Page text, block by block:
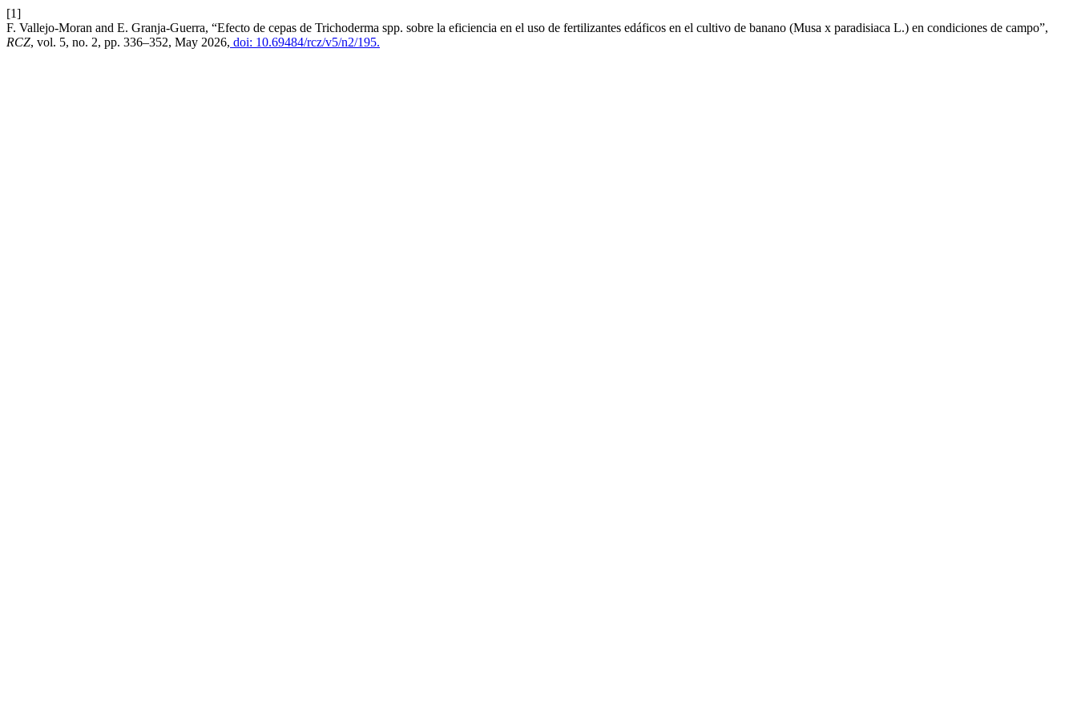
[1]
F. Vallejo-Moran and E. Granja-Guerra, “Efecto de cepas de Trichoderma spp. sobre la eficiencia en el uso de fertilizantes edáficos en el cultivo de banano (Musa x paradisiaca L.) en condiciones de campo”,
RCZ, vol. 5, no. 2, pp. 336–352, May 2026, doi: 10.69484/rcz/v5/n2/195.